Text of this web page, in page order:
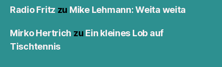
Radio Fritz zu Mike Lehmann: Weita weita
Mirko Hertrich zu Ein kleines Lob auf
Tischtennis